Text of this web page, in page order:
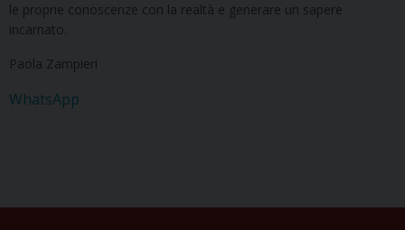
le proprie conoscenze con la realtà e generare un sapere
incarnato.
Paola Zampieri
WhatsApp